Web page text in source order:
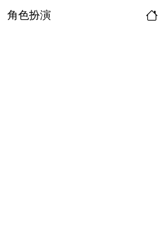
角色扮演